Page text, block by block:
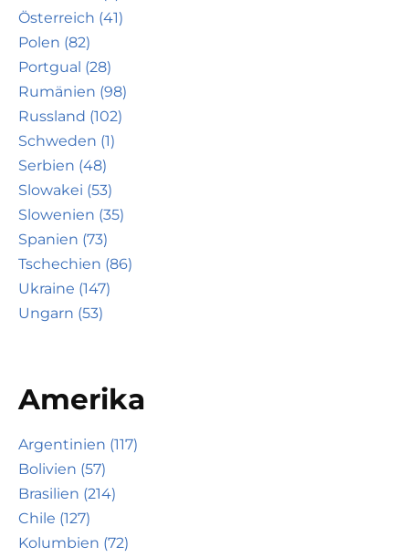
Österreich (41)
Polen (82)
Portgual (28)
Rumänien (98)
Russland (102)
Schweden (1)
Serbien (48)
Slowakei (53)
Slowenien (35)
Spanien (73)
Tschechien (86)
Ukraine (147)
Ungarn (53)
Amerika
Argentinien (117)
Bolivien (57)
Brasilien (214)
Chile (127)
Kolumbien (72)